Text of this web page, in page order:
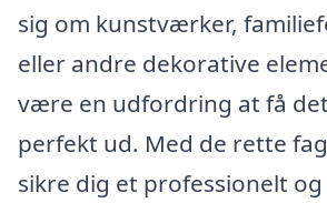
sig om kunstværker,
eller andre dekorative
være en udfordring at få
perfekt ud. Med de rette
sikre dig et professionelt